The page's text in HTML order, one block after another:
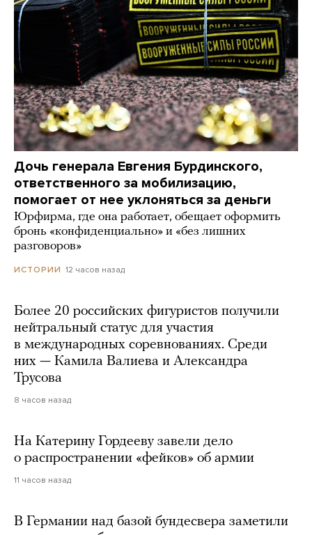
Дочь генерала Евгения Бурдинского,
ответственного за мобилизацию,
помогает от нее уклоняться за деньги
Юрфирма, где она работает, обещает оформить
бронь «конфиденциально» и «без лишних
разговоров»
ИСТОРИИ 12 часов назад
Более 20 российских фигуристов получили
нейтральный статус для участия
в международных соревнованиях. Среди
них — Камила Валиева и Александра
Трусова
8 часов назад
На Катерину Гордееву завели дело
о распространении «фейков» об армии
11 часов назад
В Германии над базой бундесвера заметили